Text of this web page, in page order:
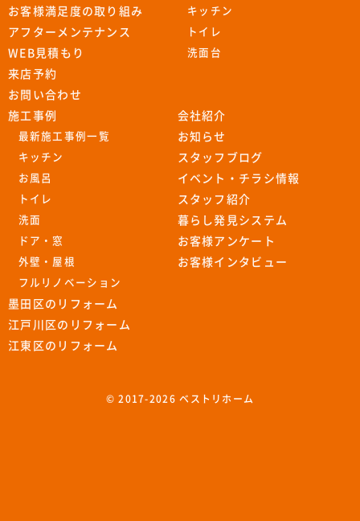
お客様満足度の取り組み
アフターメンテナンス
WEB見積もり
来店予約
お問い合わせ
キッチン
トイレ
洗面台
施工事例
最新施工事例一覧
キッチン
お風呂
トイレ
洗面
ドア・窓
外壁・屋根
フルリノベーション
会社紹介
お知らせ
スタッフブログ
イベント・チラシ情報
スタッフ紹介
暮らし発見システム
お客様アンケート
お客様インタビュー
墨田区のリフォーム
江戸川区のリフォーム
江東区のリフォーム
© 2017-2026 ベストリホーム